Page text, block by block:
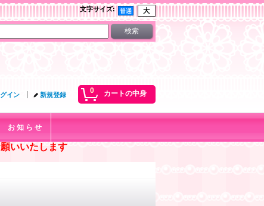
文字サイズ:
0 カートの中身
イン 新規登録
お 知 ら せ
いいたします